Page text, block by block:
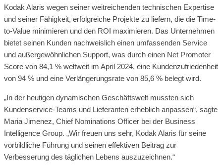
Kodak Alaris wegen seiner weitreichenden technischen Expertise
und seiner Fähigkeit, erfolgreiche Projekte zu liefern, die die Time-
to-Value minimieren und den ROI maximieren. Das Unternehmen
bietet seinen Kunden nachweislich einen umfassenden Service
und außergewöhnlichen Support, was durch einen Net Promoter
Score von 84,1 % weltweit im April 2024, eine Kundenzufriedenheit
von 94 % und eine Verlängerungsrate von 85,6 % belegt wird.
„In der heutigen dynamischen Geschäftswelt mussten sich
Kundenservice-Teams und Lieferanten erheblich anpassen“, sagte
Maria Jimenez, Chief Nominations Officer bei der Business
Intelligence Group. „Wir freuen uns sehr, Kodak Alaris für seine
vorbildliche Führung und seinen effektiven Beitrag zur
Verbesserung des täglichen Lebens auszuzeichnen.“